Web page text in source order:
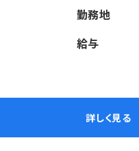
勤務地
給与
詳しく見る